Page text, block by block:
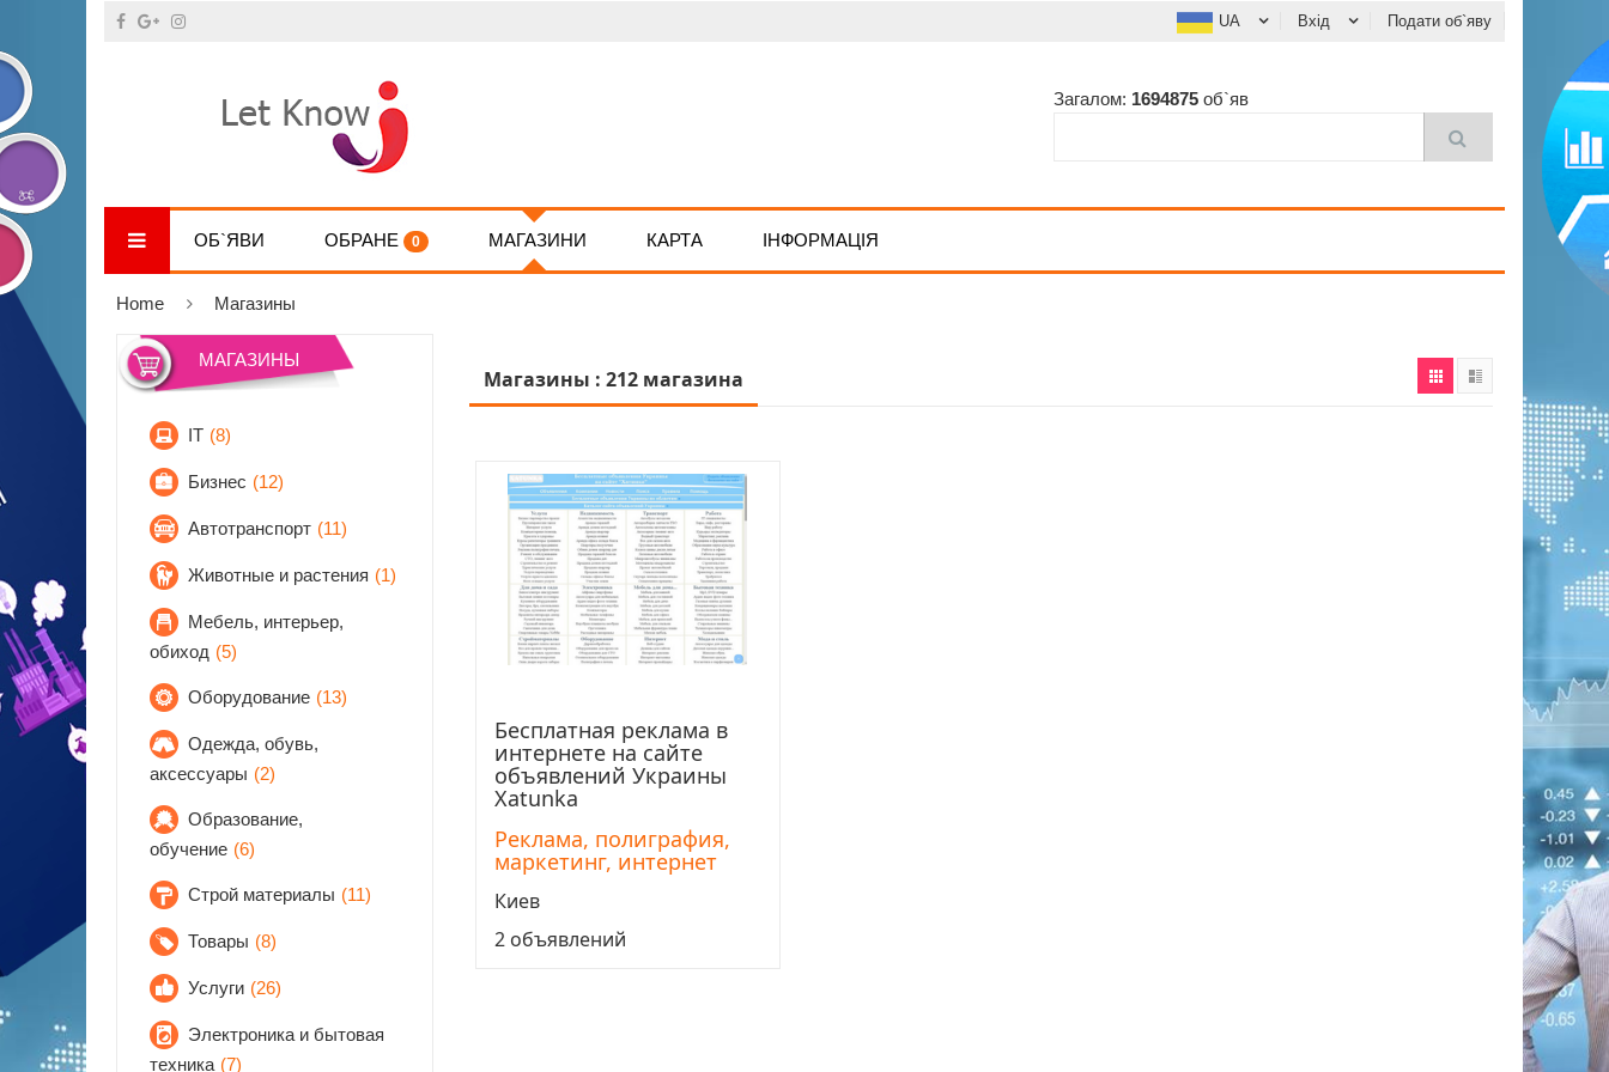
UA Вхід Подати об`яву
Загалом: 1694875об`яв
ОБ`ЯВИ ОБРАНЕ 0 МАГАЗИНИ КАРТА ІНФОРМАЦІЯ
Home Магазины
МАГАЗИНЫ
IT (8)
Бизнес (12)
Автотранспорт (11)
Животные и растения (1)
Мебель, интерьер,
обиход (5)
Оборудование (13)
Одежда, обувь,
аксессуары (2)
Образование,
обучение (6)
Строй материалы (11)
Товары (8)
Услуги (26)
Электроника и бытовая
техника (7)
Магазины : 212 магазина
Перейти
Бесплатная реклама в
интернете на сайте
объявлений Украины
Xatunka
Реклама, полиграфия,
маркетинг, интернет
Киев
2 объявлений